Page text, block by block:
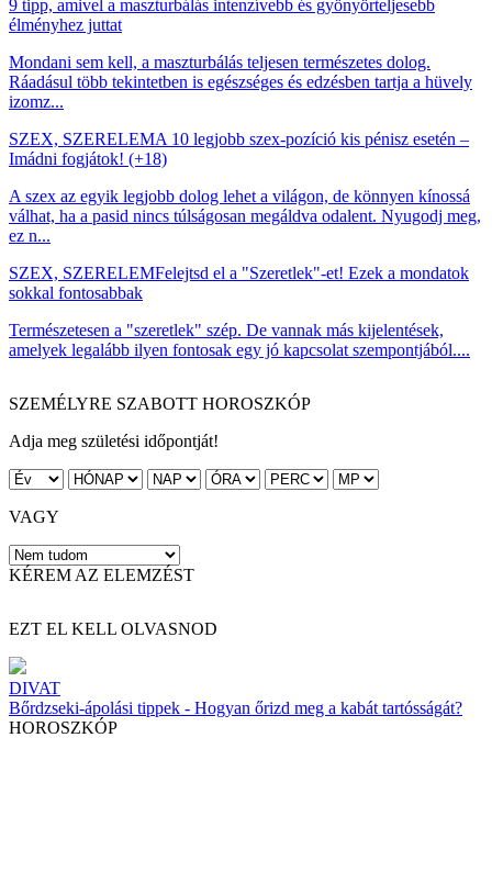
9 tipp, amivel a maszturbálás intenzívebb és gyönyörteljesebb
élményhez juttat
Mondani sem kell, a maszturbálás teljesen természetes dolog.
Ráadásul több tekintetben is egészséges és edzésben tartja a hüvely
izomz...
SZEX, SZERELEMA 10 legjobb szex-pozíció kis pénisz esetén –
Imádni fogjátok! (+18)
A szex az egyik legjobb dolog lehet a világon, de könnyen kínossá
válhat, ha a pasid nincs túlságosan megáldva odalent. Nyugodj meg,
ez n...
SZEX, SZERELEMFelejtsd el a "Szeretlek"-et! Ezek a mondatok
sokkal fontosabbak
Természetesen a "szeretlek" szép. De vannak más kijelentések,
amelyek legalább ilyen fontosak egy jó kapcsolat szempontjából....
SZEMÉLYRE SZABOTT HOROSZKÓP
Adja meg születési időpontját!
VAGY
KÉREM AZ ELEMZÉST
EZT EL KELL OLVASNOD
DIVAT
Bőrdzseki-ápolási tippek - Hogyan őrizd meg a kabát tartósságát?
HOROSZKÓP